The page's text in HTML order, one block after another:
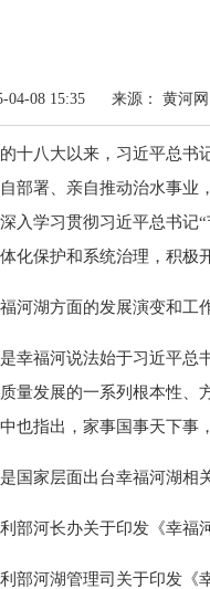
04-08 15:35 来源： 黄河网
十八大以来，习近平总书
部署、亲自推动治水事业
入学习贯彻习近平总书记
化保护和系统治理，积极
河湖方面的发展演变和工
幸福河说法始于习近平总
量发展的一系列根本性、
也指出，家事国事天下事
国家层面出台幸福河湖相
部河长办关于印发《幸福
部河湖管理司关于印发《